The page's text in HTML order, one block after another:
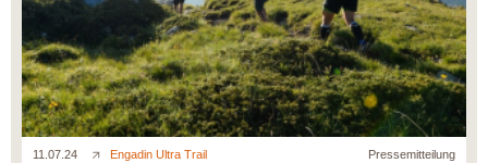
11.07.24 Engadin Ultra Trail
Pressemitteilung